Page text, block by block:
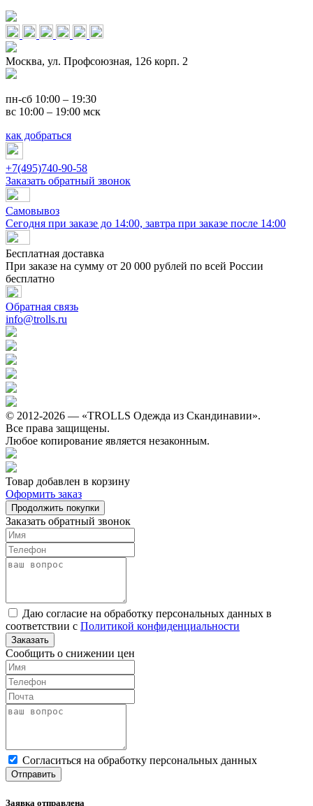
Москва, ул. Профсоюзная, 126 корп. 2
пн-сб 10:00 – 19:30
вс 10:00 – 19:00 мск
как добраться
+7(495)740-90-58
Заказать обратный звонок
Самовывоз
Сегодня при заказе до 14:00, завтра при заказе после 14:00
Бесплатная доставка
При заказе на сумму от 20 000 рублей по всей России
бесплатно
Обратная связь
info@trolls.ru
© 2012-2026 — «TROLLS Одежда из Скандинавии».
Все права защищены.
Любое копирование является незаконным.
Товар добавлен в корзину
Оформить заказ
Продолжить покупки
Заказать обратный звонок
Даю согласие на обработку персональных данных в
соответствии с Политикой конфиденциальности
Заказать
Сообщить о снижении цен
Cогласиться на обработку персональных данных
Отправить
Заявка отправлена